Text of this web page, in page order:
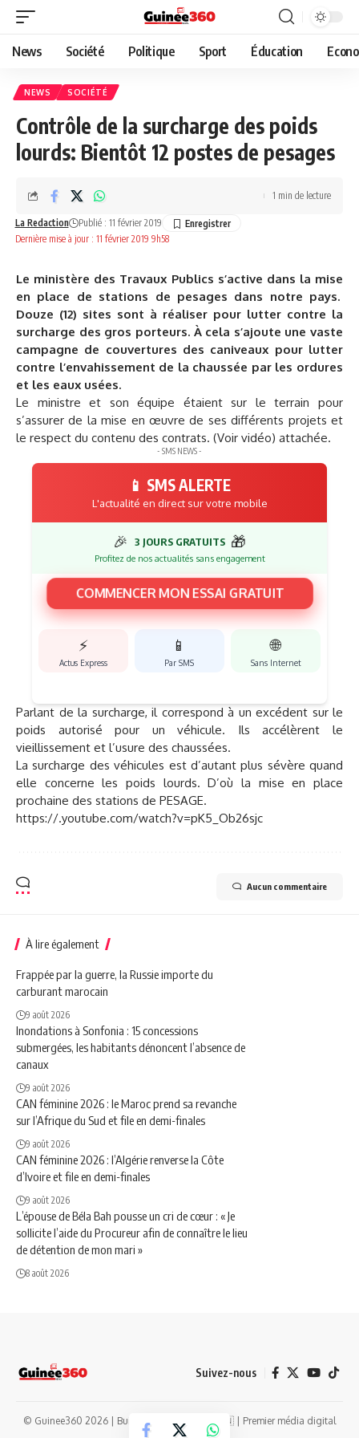
News Société Politique Sport Éducation
NEWS SOCIÉTÉ
Contrôle de la surcharge des poids
lourds: Bientôt 12 postes de pesages
Dernière mise à jour : 11 février 2019 9h58
La Redaction Publié : 11 février 2019
1 min de lecture
Le ministère des Travaux Publics s’active dans la mise
en place de stations de pesages dans notre pays.
Douze (12) sites sont à réaliser pour lutter contre la
surcharge des gros porteurs. À cela s’ajoute une vaste
campagne de couvertures des caniveaux pour lutter
contre l’envahissement de la chaussée par les ordures
et les eaux usées.
Le ministre et son équipe étaient sur le terrain pour
s’assurer de la mise en œuvre de ses différents projets et
le respect du contenu des contrats. (Voir vidéo) attachée.
- SMS NEWS -
📱 SMS ALERTE
L'actualité en direct sur votre mobile
🎉 3 JOURS GRATUITS 🎁
Profitez de nos actualités sans engagement
COMMENCER MON ESSAI GRATUIT
⚡
Actus Express
📱
Par SMS
🌐
Sans Internet
Parlant de la surcharge, il correspond à un excédent sur le
poids autorisé pour un véhicule. Ils accélèrent le
vieillissement et l’usure des chaussées.
La surcharge des véhicules est d’autant plus sévère quand
elle concerne les poids lourds. D’où la mise en place
prochaine des stations de PESAGE.
https://.youtube.com/watch?v=pK5_Ob26sjc
Aucun commentaire
À lire également
Frappée par la guerre, la Russie importe du
carburant marocain
9 août 2026
Inondations à Sonfonia : 15 concessions
submergées, les habitants dénoncent l’absence de
canaux
9 août 2026
CAN féminine 2026 : le Maroc prend sa revanche
sur l’Afrique du Sud et file en demi-finales
9 août 2026
CAN féminine 2026 : l’Algérie renverse la Côte
d’Ivoire et file en demi-finales
9 août 2026
L’épouse de Béla Bah pousse un cri de cœur : « Je
sollicite l’aide du Procureur afin de connaître le lieu
de détention de mon mari »
8 août 2026
Suivez-nous
© Guinee360 2026 | Built with ❤️ in Guinea 🇬🇳 | Premier média digital
guinéen depuis 2014